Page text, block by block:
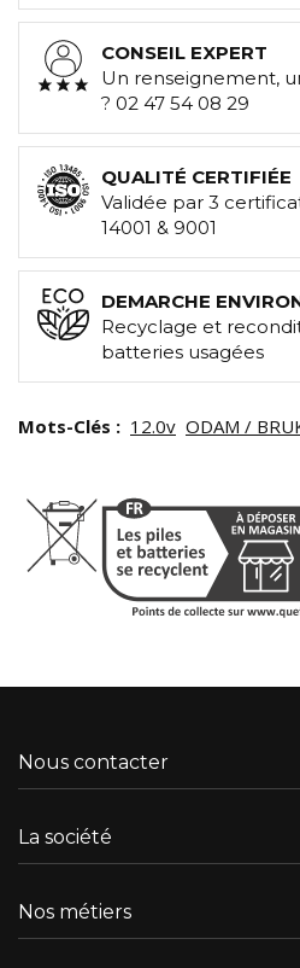
CONSEIL EXPERT
Un renseignement,
? 02 47 54 08 29
QUALITÉ CERTIFIÉE
Validée par 3
14001 & 9001
DEMARCHE
Recyclage et
batteries usagées
Mots-Clés : 12.0v ODAM /
Nous contacter
La société
Nos métiers